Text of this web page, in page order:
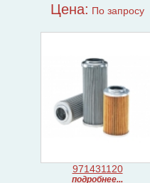
Цена: По запросу
971431120
подробнее...